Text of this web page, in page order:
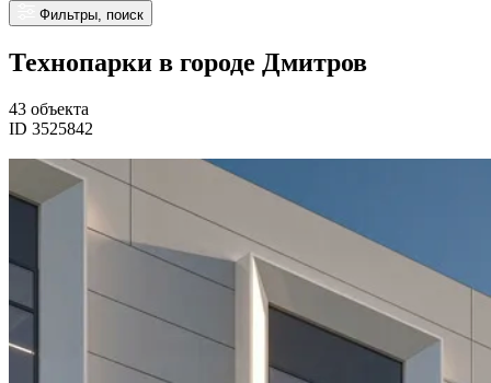
Фильтры, поиск
Технопарки в городе Дмитров
43 объекта
ID 3525842